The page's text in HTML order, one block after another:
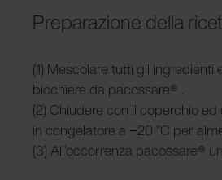
Preparazione della
(1) Mescolare tutti gli ingredienti
bicchiere da pacossare® .
(2) Chiudere con il coperchio ed
in congelatore a −20 °C per
(3) All’occorrenza pacossare®